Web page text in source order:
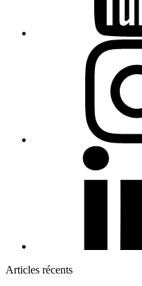
Articles récents